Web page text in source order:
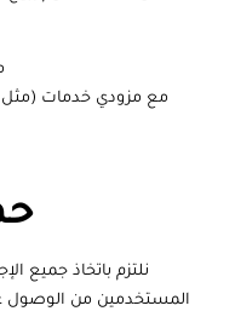
مع مزودي خدمات (مثل
5.
نلتزم باتخاذ جميع
المستخدمين من الوصول